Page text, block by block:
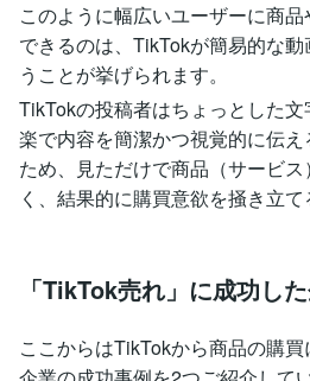
このように幅広いユーザーに商
できるのは、TikTokが簡易的な
うことが挙げられます。
TikTokの投稿者はちょっとした
楽で内容を簡潔かつ視覚的に伝
ため、見ただけで商品（サービ
く、結果的に購買意欲を掻き立て
「TikTok売れ」に成功し
ここからはTikTokから商品の購買